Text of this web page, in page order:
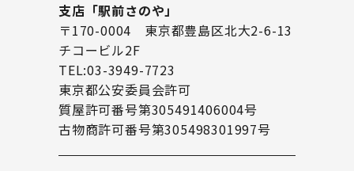
支店「駅前さのや」
〒170-0004 東京都豊島区北大2-6-13
チコービル2F
TEL:03-3949-7723
東京都公安委員会許可
質屋許可番号第305491406004号
古物商許可番号第305498301997号